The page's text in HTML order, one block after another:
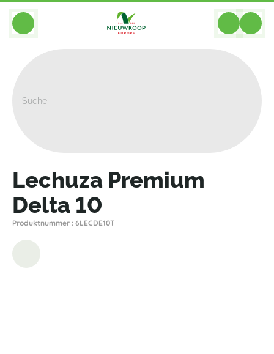
BACK
Lechuza Premium
Delta 10
Produktnummer : 6LECDE10T